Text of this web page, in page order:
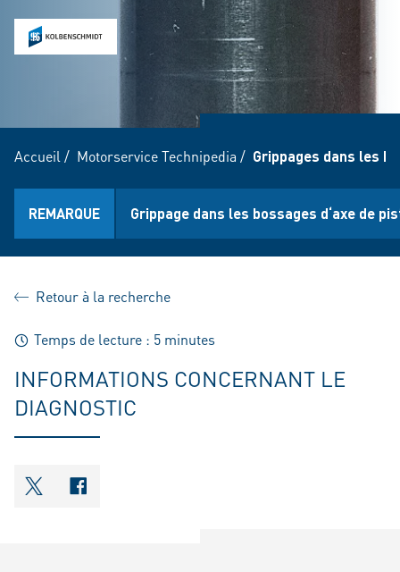
Accueil / Motorservice Technipedia / Grippages dans les
REMARQUE Grippage dans les bossages d‘axe de
Retour à la recherche
Temps de lecture : 5 minutes
INFORMATIONS CONCERNANT LE
DIAGNOSTIC
shareOntwitter
shareOnfacebook